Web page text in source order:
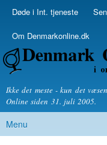
Secondary menu
Døde i Int. tjeneste
Om Denmarkonline.dk
Ikke det meste - kun det
Online siden 31. juli 2005.
Main menu
Menu